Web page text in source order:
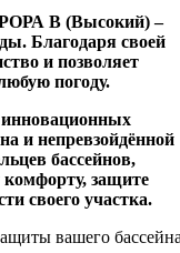
В (Высокий) –
Благодаря своей
и позволяет
погоду.
инновационных
и непревзойдённой
бассейнов,
защите
своего участка.
вашего